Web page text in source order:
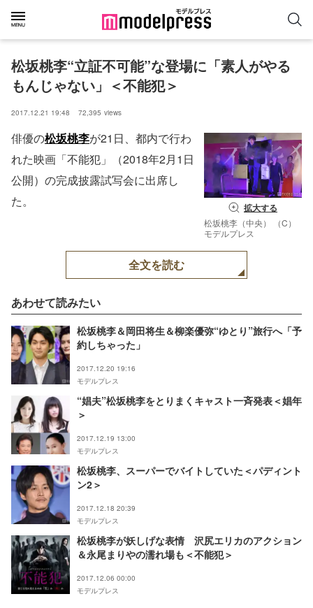
松坂桃李“立証不可能”な登場に「素人がやる
もんじゃない」＜不能犯＞
2017.12.21 19:48 72,395 views
拡大する
松坂桃李（中央） （C）
モデルプレス
俳優の松坂桃李が21日、都内で行わ
れた映画「不能犯」（2018年2月1日
公開）の完成披露試写会に出席し
た。
全文を読む
あわせて読みたい
松坂桃李＆岡田将生＆柳楽優弥“ゆとり”旅行へ「予
約しちゃった」
2017.12.20 19:16
モデルプレス
“娼夫”松坂桃李をとりまくキャスト一斉発表＜娼年
＞
2017.12.19 13:00
モデルプレス
松坂桃李、スーパーでバイトしていた＜パディント
ン2＞
2017.12.18 20:39
モデルプレス
松坂桃李が妖しげな表情 沢尻エリカのアクション
＆永尾まりやの濡れ場も＜不能犯＞
2017.12.06 00:00
モデルプレス